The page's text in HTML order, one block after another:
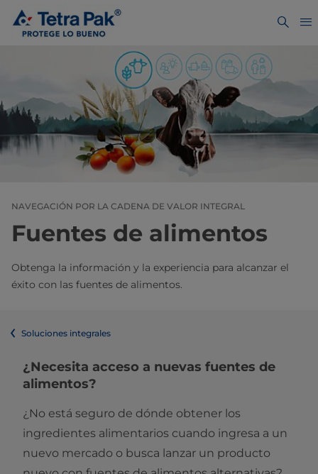
NAVEGACIÓN POR LA CADENA DE VALOR INTEGRAL
Fuentes de alimentos
Obtenga la información y la experiencia para alcanzar el
éxito con las fuentes de alimentos.
Soluciones integrales
¿Necesita acceso a nuevas fuentes de
alimentos?
¿No está seguro de dónde obtener los
ingredientes alimentarios cuando ingresa a un
nuevo mercado o busca lanzar un producto